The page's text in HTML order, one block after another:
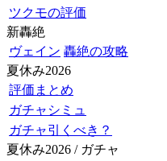
ツクモの評価
新轟絶
ヴェイン 轟絶の攻略
夏休み2026
評価まとめ
ガチャシミュ
ガチャ引くべき？
夏休み2026 / ガチャ